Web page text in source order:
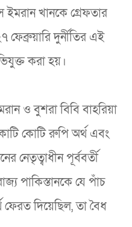
খানকে গ্রেফতার
দুর্নীতির এই
করা হয়।
ও বুশরা বিবি বাহরিয়া
কোটি রুপি অর্থ এবং
নেতৃত্বাধীন পূর্ববর্তী
পাকিস্তানকে যে পাঁচ
দিয়েছিল, তা বৈধ